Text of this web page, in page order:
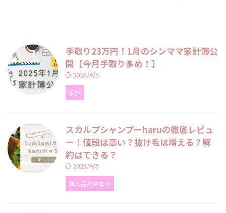
手取り23万円！1月のシンママ家計簿公
開【今月手取り多め！】
2025/4/5
家計
スカルプシャンプーharuの徹底レビュ
ー！値段は高い？抜け毛は増える？解
約はできる？
2025/4/5
購入品のキロク